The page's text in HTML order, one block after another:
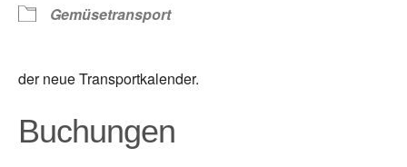
Gemüsetransport
der neue Transportkalender.
Buchungen